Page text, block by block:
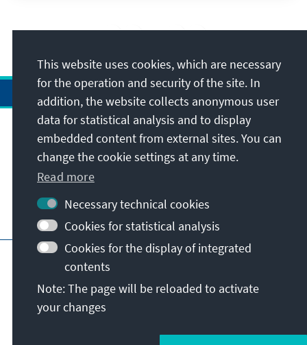
13/18
Address
Contact
Visit also
Main page of KAS Imprint
Data protection
Terms of use
Report an accessibility issue
© Konrad-Adenauer-Stiftung e.V. 2026
This website uses cookies, which are necessary
for the operation and security of the site. In
addition, the website collects anonymous user
data for statistical analysis and to display
embedded content from external sites. You can
change the cookie settings at any time.
Read more
Necessary technical cookies
Cookies for statistical analysis
Cookies for the display of integrated
contents
Note: The page will be reloaded to activate
your changes